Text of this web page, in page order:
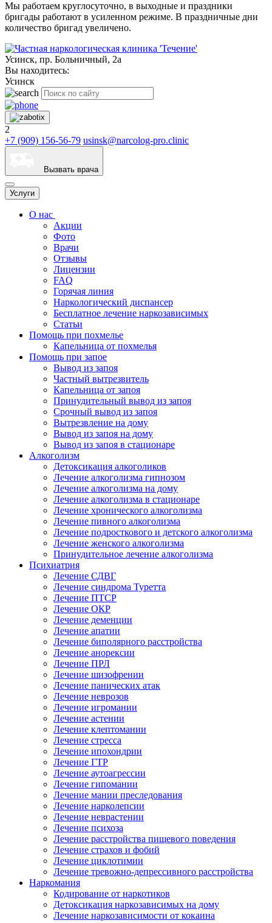
Мы работаем круглосуточно, в выходные и праздники
бригады работают в усиленном режиме. В праздничные дни
количество бригад увеличено.
Усинск, пр. Больничный, 2а
Вы находитесь:
Усинск
2
+7 (909) 156-56-79 usinsk@narcolog-pro.clinic
Вызвать врача
Услуги
О нас
Акции
Фото
Врачи
Отзывы
Лицензии
FAQ
Горячая линия
Наркологический диспансер
Бесплатное лечение наркозависимых
Статьи
Помощь при похмелье
Капельница от похмелья
Помощь при запое
Вывод из запоя
Частный вытрезвитель
Капельница от запоя
Принудительный вывод из запоя
Срочный вывод из запоя
Вытрезвление на дому
Вывод из запоя на дому
Вывод из запоя в стационаре
Алкоголизм
Детоксикация алкоголиков
Лечение алкоголизма гипнозом
Лечение алкоголизма на дому
Лечение алкоголизма в стационаре
Лечение хронического алкоголизма
Лечение пивного алкоголизма
Лечение подросткового и детского алкоголизма
Лечение женского алкоголизма
Принудительное лечение алкоголизма
Психиатрия
Лечение СДВГ
Лечение синдрома Туретта
Лечение ПТСР
Лечение ОКР
Лечение деменции
Лечение апатии
Лечение биполярного расстройства
Лечение анорексии
Лечение ПРЛ
Лечение шизофрении
Лечение панических атак
Лечение неврозов
Лечение игромании
Лечение астении
Лечение клептомании
Лечение стресса
Лечение ипохондрии
Лечение ГТР
Лечение аутоагрессии
Лечение гипомании
Лечение мании преследования
Лечение нарколепсии
Лечение неврастении
Лечение психоза
Лечение расстройства пищевого поведения
Лечение страхов и фобий
Лечение циклотимии
Лечение тревожно-депрессивного расстройства
Наркомания
Кодирование от наркотиков
Детоксикация наркозависимых на дому
Лечение наркозависимости от кокаина